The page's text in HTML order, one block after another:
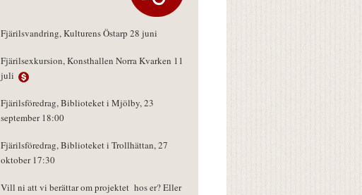
Fjärilsvandring, Kulturens Östarp 28 juni
Fjärilsexkursion, Konsthallen Norra Kvarken 11
juli
Fjärilsföredrag, Biblioteket i Mjölby, 23
september 18:00
Fjärilsföredrag, Biblioteket i Trollhättan, 27
oktober 17:30
Vill ni att vi berättar om projektet hos er? Eller